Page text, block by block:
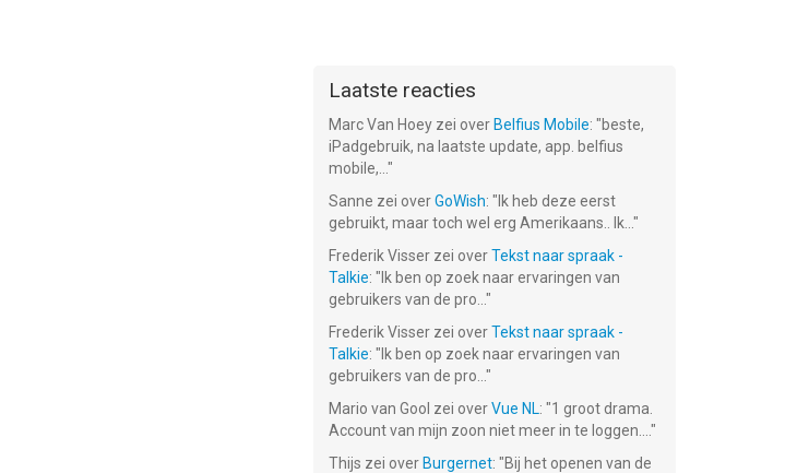
Laatste reacties
Marc Van Hoey zei over Belfius Mobile: "beste,
iPadgebruik, na laatste update, app. belfius
mobile,... "
Sanne zei overGoWish: " Ik heb deze eerst
gebruikt, maar toch wel erg Amerikaans.. Ik... "
Frederik Visser zei overTekst naar spraak -
Talkie: " Ik ben op zoek naar ervaringen van
gebruikers van de pro... "
Frederik Visser zei overTekst naar spraak -
Talkie: " Ik ben op zoek naar ervaringen van
gebruikers van de pro... "
Mario van Gool zei overVue NL: "1 groot drama.
Account van mijn zoon niet meer in te loggen.... "
Thijs zei over Burgernet: "Bij het openen van de